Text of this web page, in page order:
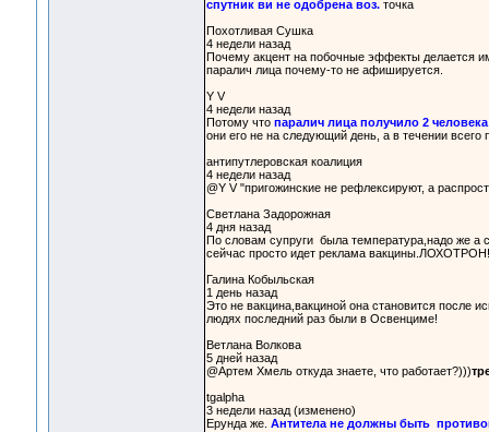
спутник ви не одобрена воз.точка
Похотливая Сушка
4 недели назад
Почему акцент на побочные эффекты делается
паралич лица почему-то не афишируется.
Y V
4 недели назад
Потому что паралич лица получило 2
они его не на следующий день, а в течении всего
антипутлеровская коалиция
4 недели назад
@Y V "пригожинские не рефлексируют, а
Светлана Задорожная
4 дня назад
По словам супруги была температура,надо же а
сейчас просто идет реклама
Галина Кобыльская
1 день назад
Это не вакцина,вакциной она становится после
людях последний раз были в Освенциме!
Ветлана Волкова
5 дней назад
@Артем Хмель откуда знаете, что работает?)))
tgalpha
3 недели назад (изменено)
Ерунда же. Антитела не должны быть